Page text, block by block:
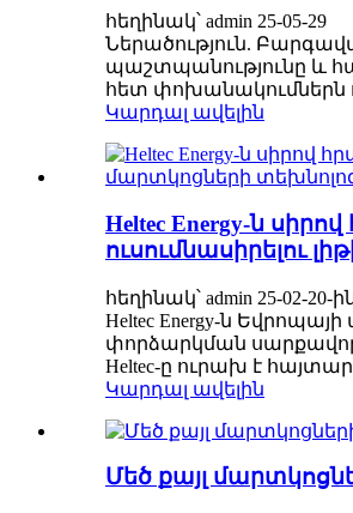
հեղինակ՝ admin 25-05-29
Ներածություն.
պաշտպանությունը և
հետ փոխանակումներն
Կարդալ ավելին
Heltec Energy-ն
ուսումնասիրելու
հեղինակ՝ admin 25-02-20-
Heltec Energy-ն
փորձարկման
Heltec-ը ուրախ է
Կարդալ ավելին
Մեծ քայլ